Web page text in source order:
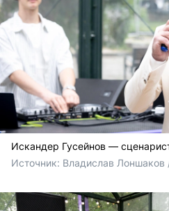
Искандер Гусейнов —
Источник: Владислав Лоншаков